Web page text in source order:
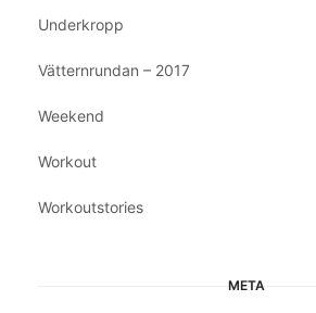
Underkropp
Vätternrundan – 2017
Weekend
Workout
Workoutstories
META